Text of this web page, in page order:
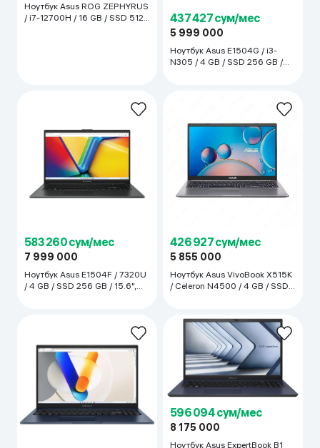
Ноутбук Asus ROG ZEPHYRUS
/ i7-12700H / 16 GB / SSD 512
437 427 сум/мес
5 999 000
Ноутбук Asus E1504G / i3-
N305 / 4 GB / SSD 256 GB /
583 260 сум/мес
7 999 000
Ноутбук Asus E1504F / 7320U
/ 4 GB / SSD 256 GB / 15.6",
426 927 сум/мес
5 855 000
Ноутбук Asus VivoBook X515K
/ Celeron N4500 / 4 GB / SSD
596 094 сум/мес
8 175 000
Ноутбук Asus ExpertBook B1